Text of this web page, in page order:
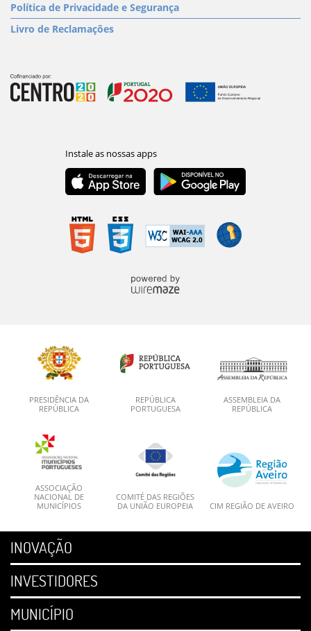
Política de Privacidade e Segurança
Livro de Reclamações
PRESIDÊNCIA DA
REPÚBLICA
REPÚBLICA
PORTUGUESA
ASSEMBLEIA DA
REPÚBLICA
ASSOCIAÇÃO
NACIONAL DE
MUNICÍPIOS
COMITÉ DAS REGIÕES
DA UNIÃO EUROPEIA
CIM REGIÃO DE AVEIRO
INOVAÇÃO
INVESTIDORES
MUNICÍPIO